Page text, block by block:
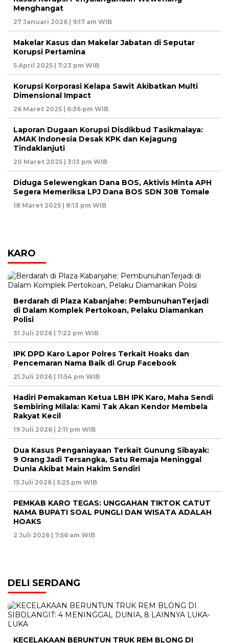
Menghangat
27 Januari 2026 | 9:17 am WIB
Makelar Kasus dan Makelar Jabatan di Seputar
Korupsi Pertamina
5 April 2025 | 7:23 pm WIB
Korupsi Korporasi Kelapa Sawit Akibatkan Multi
Dimensional Impact
26 Maret 2025 | 6:36 pm WIB
Laporan Dugaan Korupsi Disdikbud Tasikmalaya:
AMAK Indonesia Desak KPK dan Kejagung
Tindaklanjuti
20 Maret 2025 | 3:13 pm WIB
Diduga Selewengkan Dana BOS, Aktivis Minta APH
Segera Memeriksa LPJ Dana BOS SDN 308 Tomale
18 Maret 2025 | 8:13 pm WIB
KARO
Berdarah di Plaza Kabanjahe: PembunuhanTerjadi
di Dalam Komplek Pertokoan, Pelaku Diamankan
Polisi
31 Juli 2026 | 7:22 pm WIB
IPK DPD Karo Lapor Polres Terkait Hoaks dan
Pencemaran Nama Baik di Grup Facebook
21 Juli 2026 | 11:54 pm WIB
Hadiri Pemakaman Ketua LBH IPK Karo, Maha Sendi
Sembiring Milala: Kami Tak Akan Kendor Membela
Rakyat Kecil
19 Juli 2026 | 2:11 pm WIB
Dua Kasus Penganiayaan Terkait Gunung Sibayak:
9 Orang Jadi Tersangka, Satu Remaja Meninggal
Dunia Akibat Main Hakim Sendiri
15 Juli 2026 | 5:25 pm WIB
PEMKAB KARO TEGAS: UNGGAHAN TIKTOK CATUT
NAMA BUPATI SOAL PUNGLI DAN WISATA ADALAH
HOAKS
2 Juli 2026 | 7:56 am WIB
DELI SERDANG
KECELAKAAN BERUNTUN TRUK REM BLONG DI